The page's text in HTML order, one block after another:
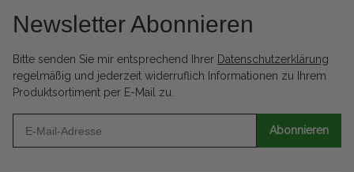
Newsletter Abonnieren
Bitte senden Sie mir entsprechend Ihrer Datenschutzerklärung
regelmäßig und jederzeit widerruflich Informationen zu Ihrem
Produktsortiment per E-Mail zu.
Abonnieren